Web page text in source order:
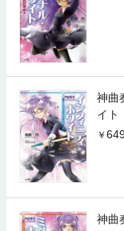
神曲
イト
神曲